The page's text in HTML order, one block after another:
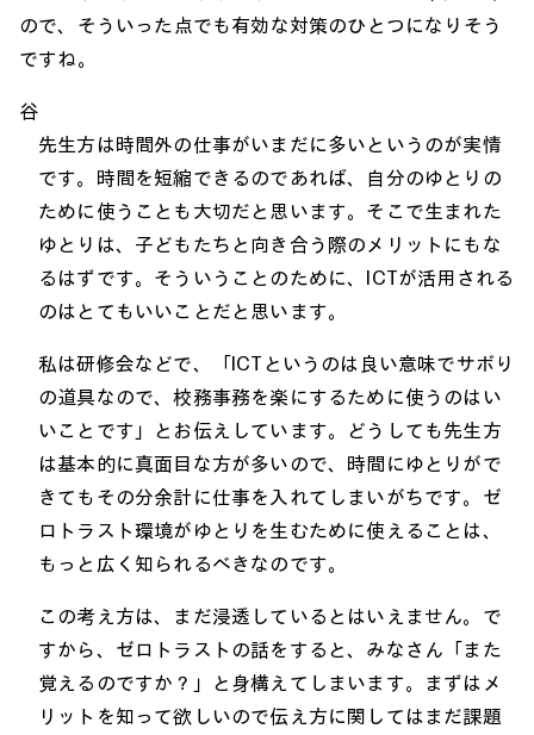
ので、そういった点でも有効な対策のひとつになりそう
ですね。
谷
先生方は時間外の仕事がいまだに多いというのが実情
です。時間を短縮できるのであれば、自分のゆとりの
ために使うことも大切だと思います。そこで生まれた
ゆとりは、子どもたちと向き合う際のメリットにもな
るはずです。そういうことのために、ICTが活用される
のはとてもいいことだと思います。
私は研修会などで、「ICTというのは良い意味でサボり
の道具なので、校務事務を楽にするために使うのはい
いことです」とお伝えしています。どうしても先生方
は基本的に真面目な方が多いので、時間にゆとりがで
きてもその分余計に仕事を入れてしまいがちです。ゼ
ロトラスト環境がゆとりを生むために使えることは、
もっと広く知られるべきなのです。
この考え方は、まだ浸透しているとはいえません。で
すから、ゼロトラストの話をすると、みなさん「また
覚えるのですか？」と身構えてしまいます。まずはメ
リットを知って欲しいので伝え方に関してはまだ課題